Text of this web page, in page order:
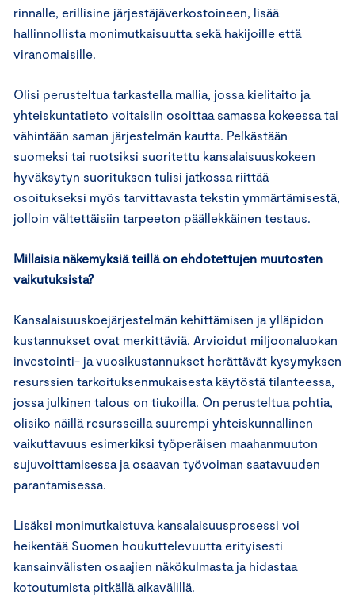
rinnalle, erillisine järjestäjäverkostoineen, lisää
hallinnollista monimutkaisuutta sekä hakijoille että
viranomaisille.
Olisi perusteltua tarkastella mallia, jossa kielitaito ja
yhteiskuntatieto voitaisiin osoittaa samassa kokeessa tai
vähintään saman järjestelmän kautta. Pelkästään
suomeksi tai ruotsiksi suoritettu kansalaisuuskokeen
hyväksytyn suorituksen tulisi jatkossa riittää
osoitukseksi myös tarvittavasta tekstin ymmärtämisestä,
jolloin vältettäisiin tarpeeton päällekkäinen testaus.
Millaisia näkemyksiä teillä on ehdotettujen muutosten
vaikutuksista?
Kansalaisuuskoejärjestelmän kehittämisen ja ylläpidon
kustannukset ovat merkittäviä. Arvioidut miljoonaluokan
investointi- ja vuosikustannukset herättävät kysymyksen
resurssien tarkoituksenmukaisesta käytöstä tilanteessa,
jossa julkinen talous on tiukoilla. On perusteltua pohtia,
olisiko näillä resursseilla suurempi yhteiskunnallinen
vaikuttavuus esimerkiksi työperäisen maahanmuuton
sujuvoittamisessa ja osaavan työvoiman saatavuuden
parantamisessa.
Lisäksi monimutkaistuva kansalaisuusprosessi voi
heikentää Suomen houkuttelevuutta erityisesti
kansainvälisten osaajien näkökulmasta ja hidastaa
kotoutumista pitkällä aikavälillä.